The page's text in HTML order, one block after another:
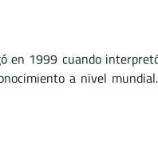
en 1999 cuando
a nivel